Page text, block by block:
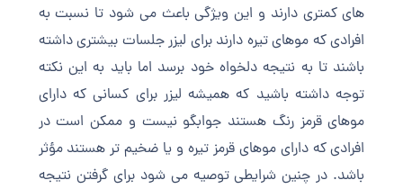
های کمتری دارند و این ویژگی باعث می شود تا نسبت به
افرادی که موهای تیره دارند برای لیزر جلسات بیشتری داشته
باشند تا به نتیجه دلخواه خود برسد اما باید به این نکته
توجه داشته باشید که همیشه لیزر برای کسانی که دارای
موهای قرمز رنگ هستند جوابگو نیست و ممکن است در
افرادی که دارای موهای قرمز تیره و یا ضخیم تر هستند مؤثر
باشد. در چنین شرایطی توصیه می شود برای گرفتن نتیجه